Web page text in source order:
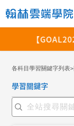
各科目學習關鍵字列表>
學習關鍵字